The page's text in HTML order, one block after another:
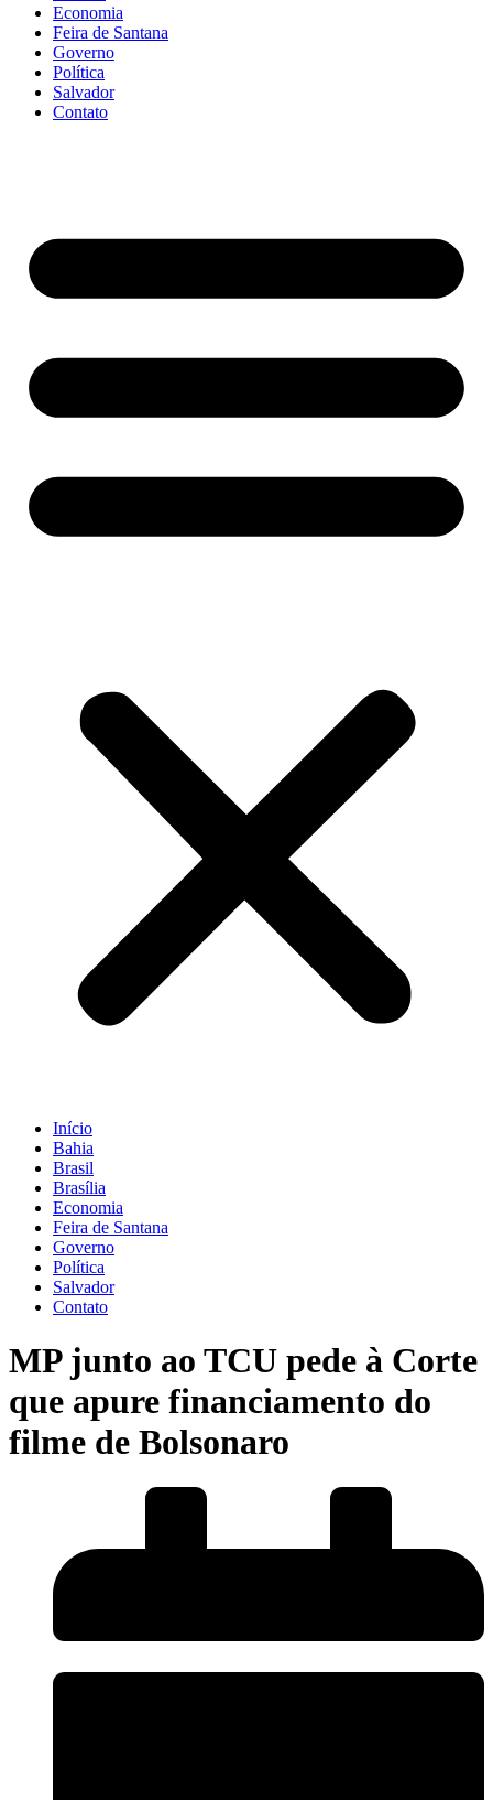
Economia
Feira de Santana
Governo
Política
Salvador
Contato
Início
Bahia
Brasil
Brasília
Economia
Feira de Santana
Governo
Política
Salvador
Contato
MP junto ao TCU pede à Corte
que apure financiamento do
filme de Bolsonaro